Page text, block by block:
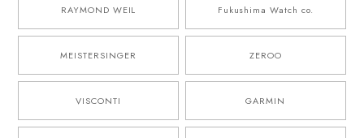
RAYMOND WEIL Fukushima Watch co.
MEISTERSINGER ZEROO
VISCONTI GARMIN